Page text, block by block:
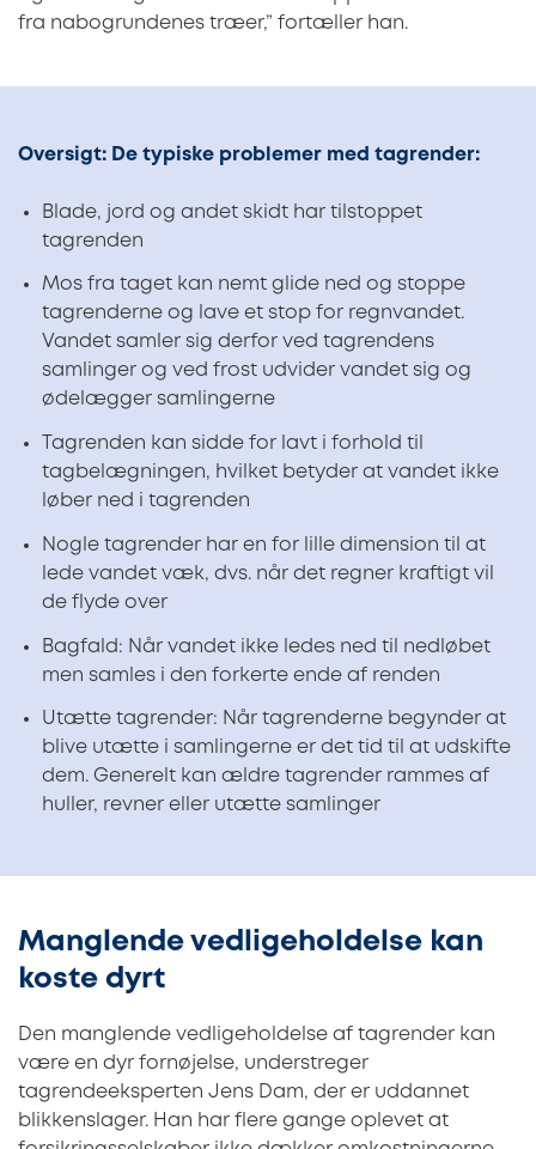
fra nabogrundenes træer,” fortæller han.
Oversigt: De typiske problemer med tagrender:
Blade, jord og andet skidt har tilstoppet
tagrenden
Mos fra taget kan nemt glide ned og stoppe
tagrenderne og lave et stop for regnvandet.
Vandet samler sig derfor ved tagrendens
samlinger og ved frost udvider vandet sig og
ødelægger samlingerne
Tagrenden kan sidde for lavt i forhold til
tagbelægningen, hvilket betyder at vandet ikke
løber ned i tagrenden
Nogle tagrender har en for lille dimension til at
lede vandet væk, dvs. når det regner kraftigt vil
de flyde over
Bagfald: Når vandet ikke ledes ned til nedløbet
men samles i den forkerte ende af renden
Utætte tagrender: Når tagrenderne begynder at
blive utætte i samlingerne er det tid til at udskifte
dem. Generelt kan ældre tagrender rammes af
huller, revner eller utætte samlinger
Manglende vedligeholdelse kan
koste dyrt
Den manglende vedligeholdelse af tagrender kan
være en dyr fornøjelse, understreger
tagrendeeksperten Jens Dam, der er uddannet
blikkenslager. Han har flere gange oplevet at